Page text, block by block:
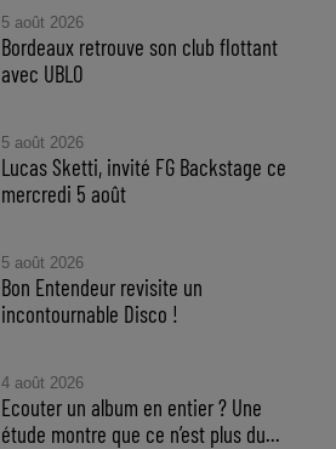
5 août 2026
Bordeaux retrouve son club flottant
avec UBLO
5 août 2026
Lucas Sketti, invité FG Backstage ce
mercredi 5 août
5 août 2026
Bon Entendeur revisite un
incontournable Disco !
4 août 2026
Ecouter un album en entier ? Une
étude montre que ce n’est plus du...